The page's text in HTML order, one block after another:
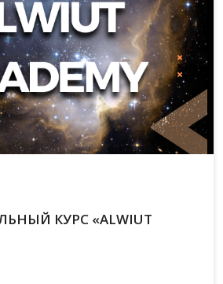
КУРС «ALWIUT